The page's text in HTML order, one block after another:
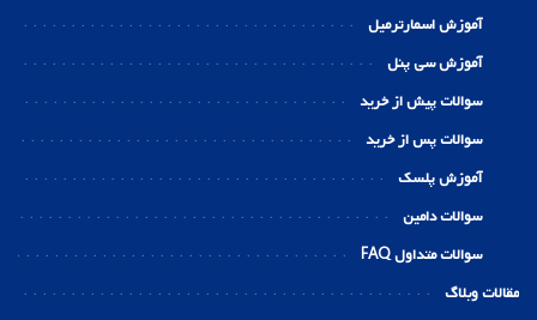
آموزش اسمارترمیل
آموزش سی پنل
سوالات پیش از خرید
سوالات پس از خرید
آموزش پلسک
سوالات دامین
سوالات متداول FAQ
مقالات وبلاگ